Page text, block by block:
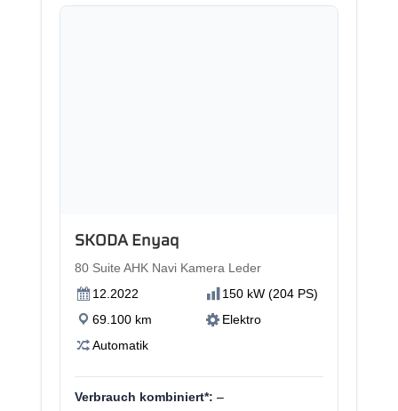
SKODA Enyaq
80 Suite AHK Navi Kamera Leder
12.2022
150 kW (204 PS)
69.100 km
Elektro
Automatik
Verbrauch kombiniert*: –